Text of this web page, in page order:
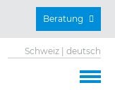
Beratung
Schweiz | deutsch